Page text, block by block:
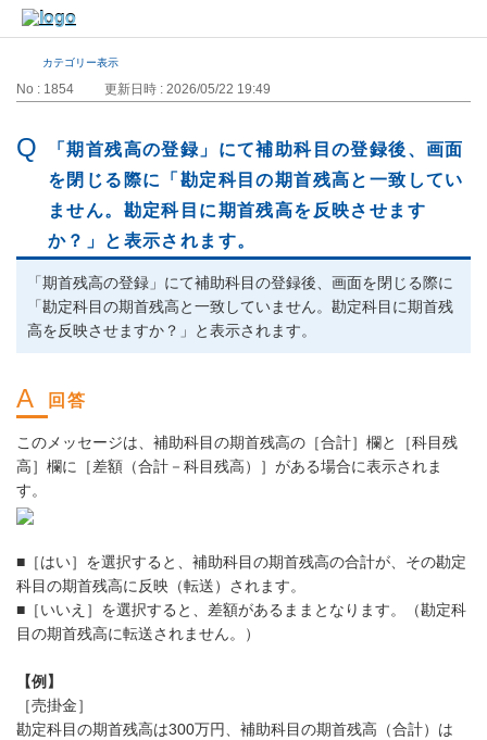
カテゴリー表示
No : 1854 更新日時 : 2026/05/22 19:49
「期首残高の登録」にて補助科目の登録後、画面
を閉じる際に「勘定科目の期首残高と一致してい
ません。勘定科目に期首残高を反映させます
か？」と表示されます。
「期首残高の登録」にて補助科目の登録後、画面を閉じる際に
「勘定科目の期首残高と一致していません。勘定科目に期首残
高を反映させますか？」と表示されます。
このメッセージは、補助科目の期首残高の［合計］欄と［科目残
高］欄に［差額（合計－科目残高）］がある場合に表示されま
す。
■［はい］を選択すると、補助科目の期首残高の合計が、その勘定
科目の期首残高に反映（転送）されます。
■［いいえ］を選択すると、差額があるままとなります。（勘定科
目の期首残高に転送されません。）
【例】
［売掛金］
勘定科目の期首残高は300万円、補助科目の期首残高（合計）は